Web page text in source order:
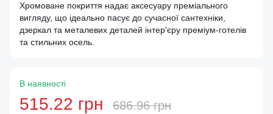
Хромоване покриття надає аксесуару преміального
вигляду, що ідеально пасує до сучасної сантехніки,
дзеркал та металевих деталей інтер'єру преміум-готелів
та стильних осель.
В наявності
515.22 грн 686.96 грн